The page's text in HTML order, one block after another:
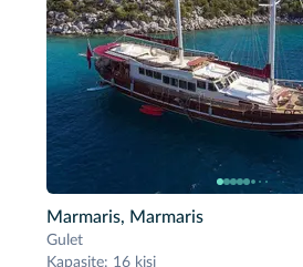
Marmaris, Marmaris
Gulet
Kapasite: 16 kişi